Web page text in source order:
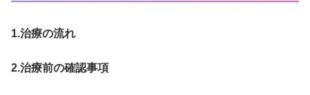
1.治療の流れ
2.治療前の確認事項